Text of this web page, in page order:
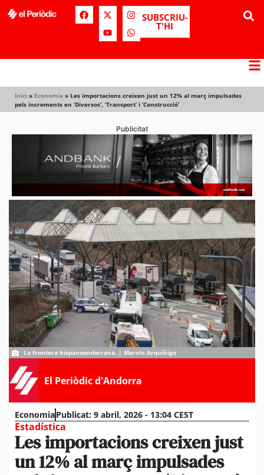
SUBSCRIU-
T'HI
Inici » Economia » Les importacions creixen just un 12% al març impulsades
pels increments en ‘Diversos’, ‘Transport’ i ‘Construcció’
Publicitat
La frontera hispanoandorrana. | Marvin Arquíñigo
El Periòdic d'Andorra
EconomiaPublicat: 9 abril, 2026 - 13:04 CEST
Estadística
Les importacions creixen just
un 12% al març impulsades